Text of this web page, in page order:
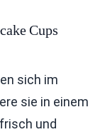
Cups
sich im
sie in einem
und